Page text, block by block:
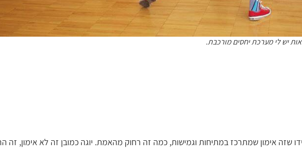
יש לי מערכת יחסים מורכבת.
שזה אימון שמתרכז במתיחות וגמישות, כמה זה רחוק מהאמת. יוגה כמובן זה לא אימון, זה